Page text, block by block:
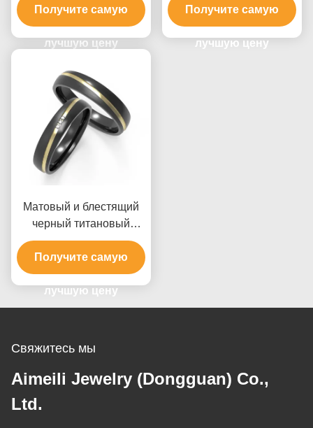
золотым вставкой К.
Получите самую
лучшую цену
изделия с золотым
кольцом
Получите самую
лучшую цену
Матовый и блестящий
черный титановый
кольцо, полированный
золотом
Получите самую
лучшую цену
Свяжитесь мы
Aimeili Jewelry (Dongguan) Co.,
Ltd.